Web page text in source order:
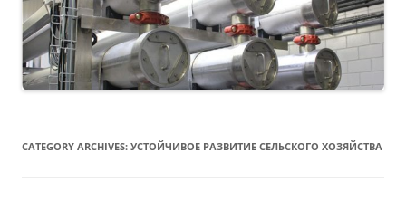
CATEGORY ARCHIVES: УСТОЙЧИВОЕ РАЗВИТИЕ СЕЛЬСКОГО ХОЗЯЙСТВА